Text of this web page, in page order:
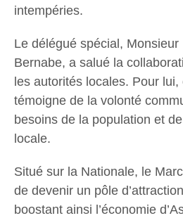
intempéries.
Le délégué spécial, Monsieur
Bernabe, a salué la
les autorités locales. Pour
témoigne de la volonté
besoins de la population et
locale.
Situé sur la Nationale, le
de devenir un pôle
boostant ainsi l’économie